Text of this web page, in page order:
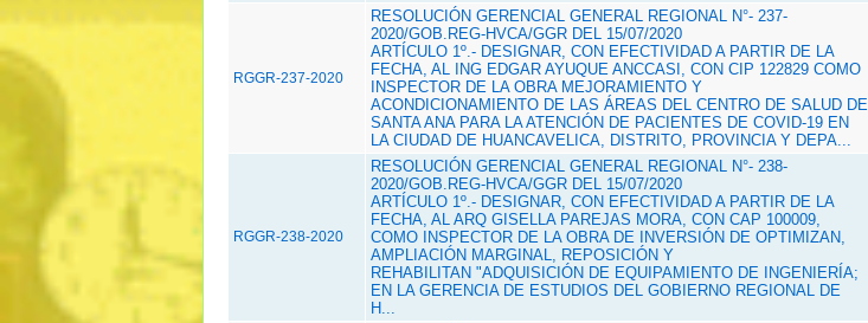
RGGR-237-2020
RESOLUCIÓN GERENCIAL GENERAL REGIONAL N°- 237-
2020/GOB.REG-HVCA/GGR DEL 15/07/2020
ARTÍCULO 1º.- DESIGNAR, CON EFECTIVIDAD A PARTIR DE LA
FECHA, AL ING EDGAR AYUQUE ANCCASI, CON CIP 122829 COMO
INSPECTOR DE LA OBRA MEJORAMIENTO Y
ACONDICIONAMIENTO DE LAS ÁREAS DEL CENTRO DE SALUD DE
SANTA ANA PARA LA ATENCIÓN DE PACIENTES DE COVID-19 EN
LA CIUDAD DE HUANCAVELICA, DISTRITO, PROVINCIA Y DEPA...
RGGR-238-2020
RESOLUCIÓN GERENCIAL GENERAL REGIONAL N°- 238-
2020/GOB.REG-HVCA/GGR DEL 15/07/2020
ARTÍCULO 1º.- DESIGNAR, CON EFECTIVIDAD A PARTIR DE LA
FECHA, AL ARQ GISELLA PAREJAS MORA, CON CAP 100009,
COMO INSPECTOR DE LA OBRA DE INVERSIÓN DE OPTIMIZAN,
AMPLIACIÓN MARGINAL, REPOSICIÓN Y
REHABILITAN "ADQUISICIÓN DE EQUIPAMIENTO DE INGENIERÍA;
EN LA GERENCIA DE ESTUDIOS DEL GOBIERNO REGIONAL DE
H...